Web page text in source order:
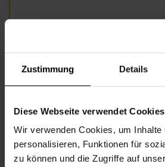
Zustimmung Details
Diese Webseite verwendet Cookies
Wir verwenden Cookies, um Inhalte
personalisieren, Funktionen für
zu können und die Zugriffe auf
Informationen zur
11.30
Veranstalter